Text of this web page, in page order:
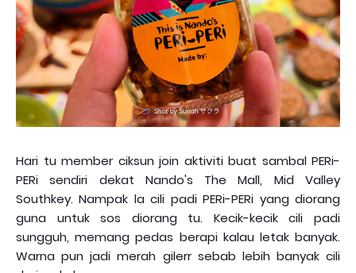
Hari tu member ciksun join aktiviti buat sambal PERi-
PERi sendiri dekat Nando's The Mall, Mid Valley
Southkey. Nampak la cili padi PERi-PERi yang diorang
guna untuk sos diorang tu. Kecik-kecik cili padi
sungguh, memang pedas berapi kalau letak banyak.
Warna pun jadi merah gilerr sebab lebih banyak cili